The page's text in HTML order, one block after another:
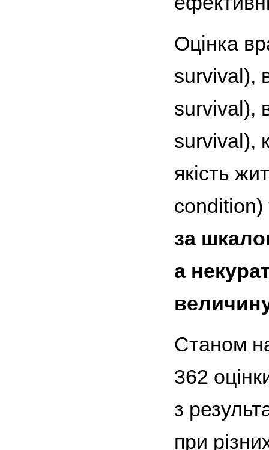
Оцінка
survival),
survival),
survival),
якість
condition)
за
а
величину
Станом
362
з
при